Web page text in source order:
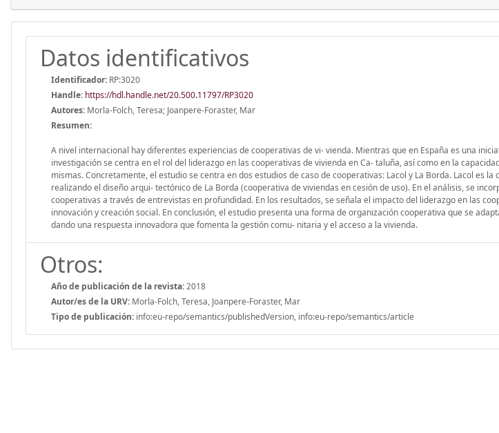
Datos identificativos
Identificador: RP:3020
Handle: https://hdl.handle.net/20.500.11797/RP3020
Autores: Morla-Folch, Teresa; Joanpere-Foraster, Mar
Resumen:
A nivel internacional hay diferentes experiencias de cooperativas de vi- vienda. Mientras que en España es una
investigación se centra en el rol del liderazgo en las cooperativas de vivienda en Ca- taluña, así como en la
mismas. Concretamente, el estudio se centra en dos estudios de caso de cooperativas: Lacol y La Borda. Lacol es
realizando el diseño arqui- tectónico de La Borda (cooperativa de viviendas en cesión de uso). En el análisis, se
cooperativas a través de entrevistas en profundidad. En los resultados, se señala el impacto del liderazgo en las
innovación y creación social. En conclusión, el estudio presenta una forma de organización cooperativa que se
dando una respuesta innovadora que fomenta la gestión comu- nitaria y el acceso a la vivienda.
Otros:
Año de publicación de la revista:2018
Autor/es de la URV: Morla-Folch, Teresa, Joanpere-Foraster, Mar
Tipo de publicación: info:eu-repo/semantics/publishedVersion, info:eu-repo/semantics/article